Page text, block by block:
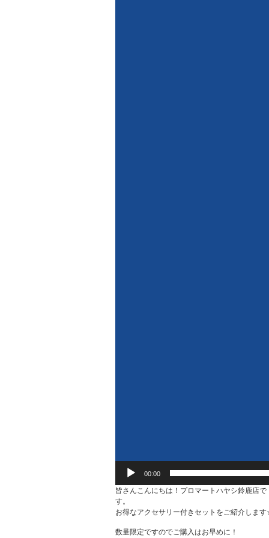
00:00
皆さんこんにちは！プロマートハヤシ鈴鹿店で
す。 本
お得なアクセサリー付きセットをご紹介しま
数量限定ですのでご購入はお早めに！